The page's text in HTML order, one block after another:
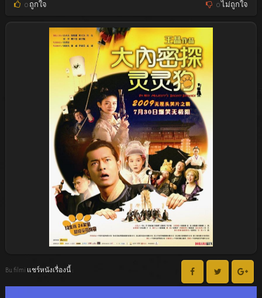
0ถูกใจ 0ไม่ถูกใจ
Bu filmi แชร์หนังเรื่องนี้ :